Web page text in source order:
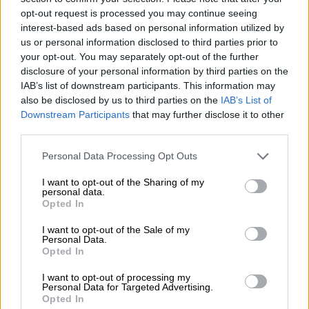
opt-out request is processed you may continue seeing
interest-based ads based on personal information utilized by
us or personal information disclosed to third parties prior to
your opt-out. You may separately opt-out of the further
disclosure of your personal information by third parties on the
IAB’s list of downstream participants. This information may
also be disclosed by us to third parties on the IAB’s List of
Downstream Participants that may further disclose it to other
Please note that this website/app uses one or more Google
not limited to your visit or usage behaviour. You may click to
grant or deny consent to Google and its third-party tags to
use your data for below specified purposes in below Google
consent section.
Personal Data Processing Opt Outs
I want to opt-out of the Sharing of my
personal data.
Opted In
I want to opt-out of the Sale of my
Personal Data.
Opted In
I want to opt-out of processing my
Personal Data for Targeted Advertising.
Opted In
αποκαταστήσουμε τη νομιμότητα.
Διερωτώμεθα ποια ενημέρωση θα διδόταν
στους ενόρκους που θα κληρώνονταν ως
μέλη της σύνθεσης, για την απουσία τη δική
μας και της οικογένειας του Αλέξανδρου.
Δεν εμφανισθήκαμε γιατί δεν
ενδιαφερόμαστε; Δεν εμφανισθήκαμε γιατί
δεν δικαιούμαστε; Τι συνθήκη θα
διαμορφωνόταν στην αίθουσα του
Δικαστηρίου, με την παρουσία μόνον του
κατηγορουμένου και χωρίς την παρουσία
μαρτύρων αλλά και των συγγενών, μητέρας
Αλέξανδρου;» και τονίζει πως «προφανώς
ανάλογη συνθήκη με εκείνη που
διαμορφώθηκε προ ετών με την ερήμην μας
και ερήμην της οικογένειας του Αλέξανδρου,